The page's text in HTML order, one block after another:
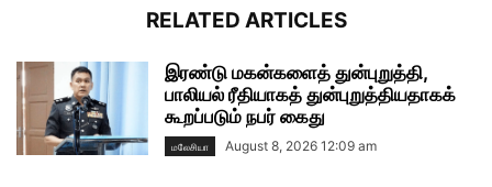
RELATED ARTICLES
இரண்டு மகன்களைத் துன்புறுத்தி,
பாலியல் ரீதியாகத் துன்புறுத்தியதாகக்
கூறப்படும் நபர் கைது
மலேசியா August 8, 2026 12:09 am